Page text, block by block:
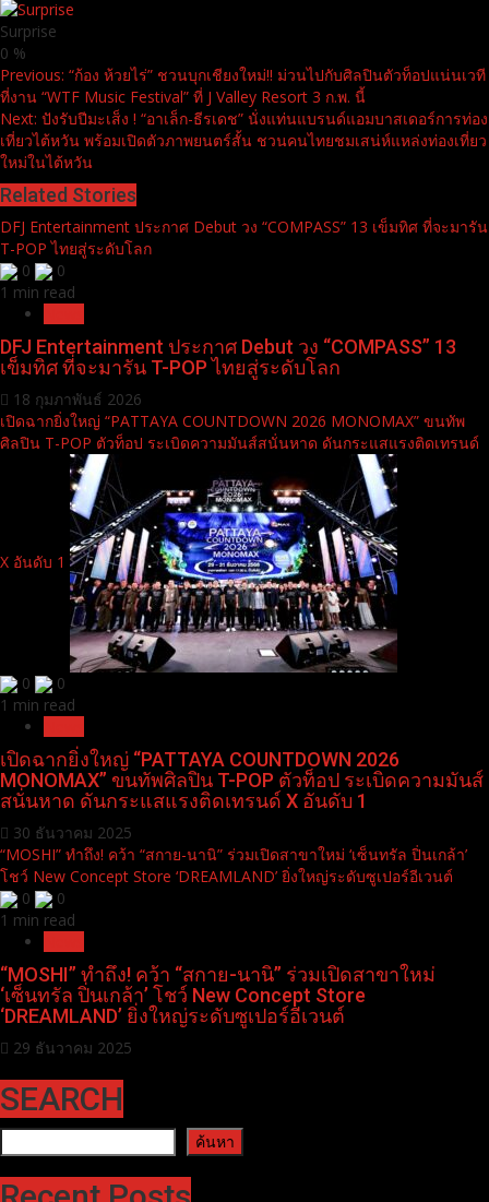
Surprise
0 %
Continue
Reading
Previous: “ก้อง ห้วยไร่” ชวนบุกเชียงใหม่!! ม่วนไปกับศิลปินตัวท็อปแน่นเวที
ที่งาน “WTF Music Festival” ที่ J Valley Resort 3 ก.พ. นี้
Next: ปังรับปีมะเส็ง ! “อาเล็ก-ธีรเดช” นั่งแท่นแบรนด์แอมบาสเดอร์การท่อง
เที่ยวไต้หวัน พร้อมเปิดตัวภาพยนตร์สั้น ชวนคนไทยชมเสน่ห์แหล่งท่องเที่ยว
ใหม่ในไต้หวัน
Related Stories
DFJ Entertainment ประกาศ Debut วง “COMPASS” 13 เข็มทิศ ที่จะมารัน
T-POP ไทยสู่ระดับโลก
0
0
1 min read
DFJ Entertainment ประกาศ Debut วง “COMPASS” 13
เข็มทิศ ที่จะมารัน T-POP ไทยสู่ระดับโลก
18 กุมภาพันธ์ 2026
เปิดฉากยิ่งใหญ่ “PATTAYA COUNTDOWN 2026 MONOMAX” ขนทัพ
ศิลปิน T-POP ตัวท็อป ระเบิดความมันส์สนั่นหาด ดันกระแสแรงติดเทรนด์
X อันดับ 1
0
0
1 min read
เปิดฉากยิ่งใหญ่ “PATTAYA COUNTDOWN 2026
MONOMAX” ขนทัพศิลปิน T-POP ตัวท็อป ระเบิดความมันส์
สนั่นหาด ดันกระแสแรงติดเทรนด์ X อันดับ 1
30 ธันวาคม 2025
“MOSHI” ทำถึง! คว้า “สกาย-นานิ” ร่วมเปิดสาขาใหม่ ‘เซ็นทรัล ปิ่นเกล้า’
โชว์ New Concept Store ‘DREAMLAND’ ยิ่งใหญ่ระดับซูเปอร์อีเวนต์
0
0
1 min read
“MOSHI” ทำถึง! คว้า “สกาย-นานิ” ร่วมเปิดสาขาใหม่
‘เซ็นทรัล ปิ่นเกล้า’ โชว์ New Concept Store
‘DREAMLAND’ ยิ่งใหญ่ระดับซูเปอร์อีเวนต์
29 ธันวาคม 2025
SEARCH
ค้นหา ค้นหา